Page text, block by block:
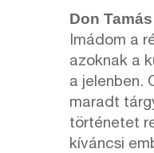
Don Tamás
Imádom a
azoknak a
a jelenben.
maradt
történetet
kíváncsi